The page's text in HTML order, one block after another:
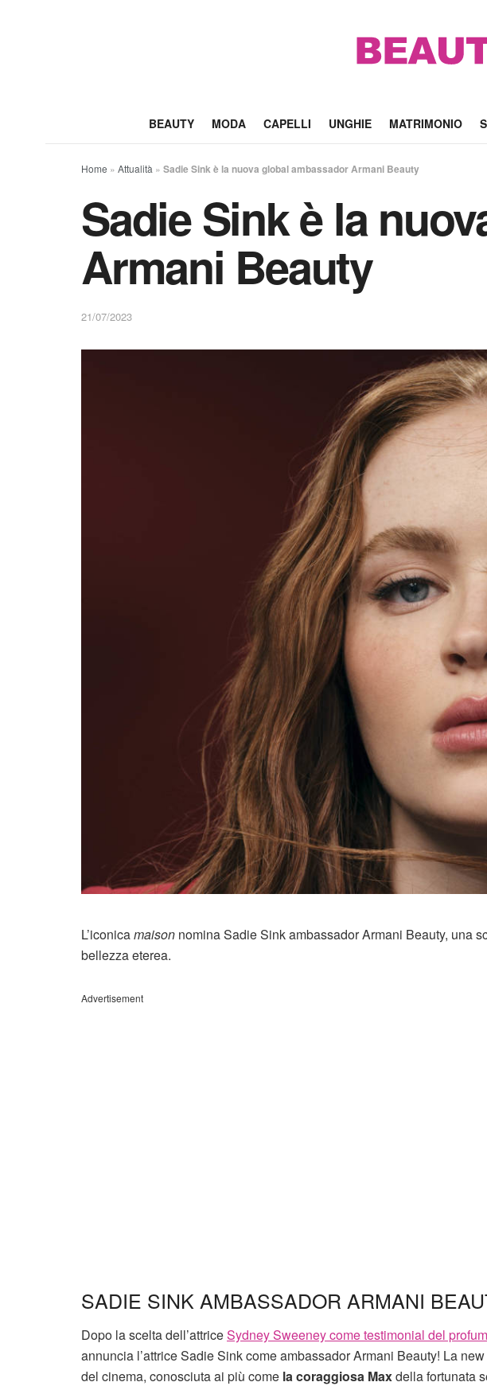
BEAUTY MODA CAPELLI UNGHIE MATRIMONIO
Home » Attualità » Sadie Sink è la nuova global ambassador Armani Beauty
Sadie Sink è la
Armani Beauty
21/07/2023
L’iconicamaison nomina Sadie Sink ambassador Armani Beauty, una
bellezza eterea.
Advertisement
SADIE SINK AMBASSADOR ARMANI
Dopo la scelta dell’attriceSydney Sweeney come testimonial del
annuncia l’attrice Sadie Sink come ambassador Armani Beauty! La
del cinema, conosciuta ai più come la coraggiosa Maxdella fortunata